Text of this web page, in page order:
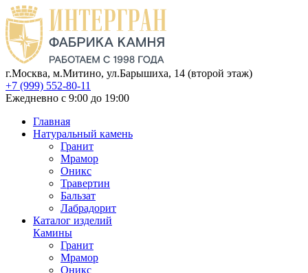
г.Москва, м.Митино, ул.Барышиха, 14 (второй этаж)
+7 (999) 552-80-11
Ежедневно с 9:00 до 19:00
Главная
Натуральный камень
Гранит
Мрамор
Оникс
Травертин
Бальзат
Лабрадорит
Каталог изделий
Камины
Гранит
Мрамор
Оникс